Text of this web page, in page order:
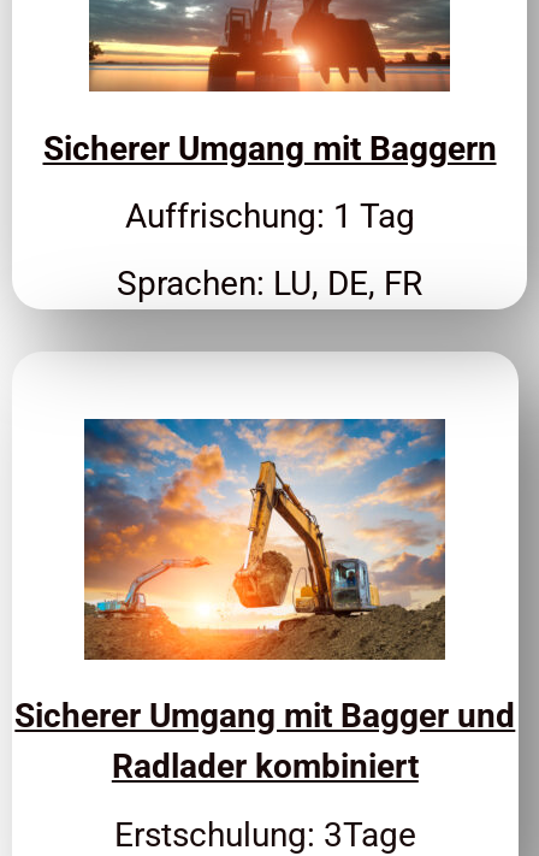
Sicherer Umgang mit Baggern
Auffrischung: 1 Tag
Sprachen: LU, DE, FR
Sicherer Umgang mit Bagger und
Radlader kombiniert
Erstschulung: 3Tage